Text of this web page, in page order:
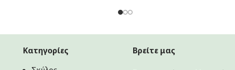
295.00€.
Κατηγορίες
Βρείτε μας